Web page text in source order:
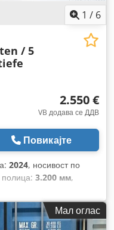
1 / 6
/ 5
2.550 €
VB додава се ДДВ
Повикајте
2024, носивост по
3.200 мм,
по држач:2.500
Мал оглас